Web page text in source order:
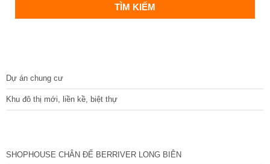
Dự án chung cư
Khu đô thị mới, liền kề, biệt thự
SHOPHOUSE CHÂN ĐẾ BERRIVER LONG BIÊN